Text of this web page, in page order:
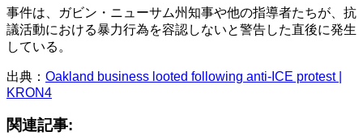
事件は、ガビン・ニューサム州知事や他の指導者たちが、抗
議活動における暴力行為を容認しないと警告した直後に発生
している。
出典： Oakland business looted following anti-ICE protest |
KRON4
関連記事: